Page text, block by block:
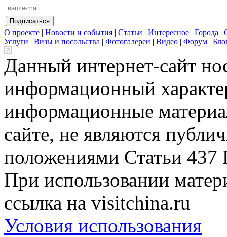
О проекте | Новости и события | Статьи | Интересное | Города |
Услуги | Визы и посольства | Фотогалереи | Видео | Форум |
Данный интернет-сайт
информационный
информационные
сайте, не являются
положениями Статьи 437
При использовании
ссылка на visitchina.ru
Условия использования